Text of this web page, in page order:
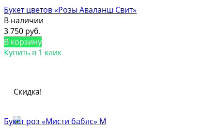
Букет цветов «Розы Аваланш Свит»
В наличии
3 750 руб.
В корзину
Купить в 1 клик
Скидка!
Букет роз «Мисти баблс» М